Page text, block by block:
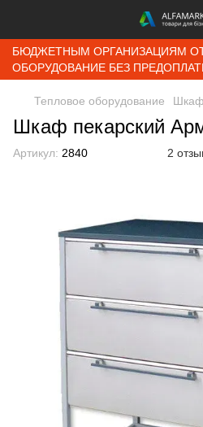
БЮДЖЕТНЫМ ОРГАНИЗАЦИЯМ
ОБОРУДОВАНИЕ БЕЗ
Тепловое оборудование
Шкаф пекарский
Артикул: 2840 2